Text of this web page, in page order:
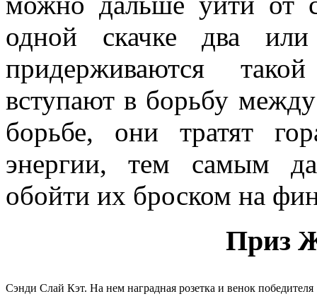
одной скачке два
придерживаются
вступают в борьбу
борьбе, они тратят
энергии, тем самым
обойти их броском на
Приз
Сэнди Слай Кэт. На нем наградная розетка и венок победителя